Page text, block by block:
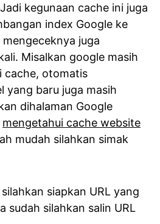
kegunaan cache ini juga
index Google ke
juga
Misalkan google masih
cache, otomatis
yang baru juga masih
dihalaman Google
mengetahui cache website
mudah silahkan simak
siapkan URL yang
sudah silahkan salin URL